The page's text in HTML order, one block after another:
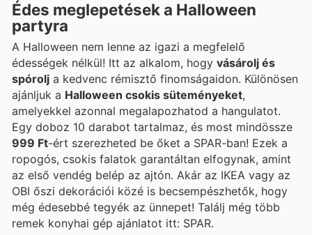
Édes meglepetések a Halloween
partyra
A Halloween nem lenne az igazi a megfelelő
édességek nélkül! Itt az alkalom, hogy vásárolj és
spórolj a kedvenc rémisztő finomságaidon. Különösen
ajánljuk a Halloween csokis süteményeket,
amelyekkel azonnal megalapozhatod a hangulatot.
Egy doboz 10 darabot tartalmaz, és most mindössze
999 Ft-ért szerezheted be őket a SPAR-ban! Ezek a
ropogós, csokis falatok garantáltan elfogynak, amint
az első vendég belép az ajtón. Akár az IKEA vagy az
OBI őszi dekorációi közé is becsempészhetők, hogy
még édesebbé tegyék az ünnepet! Találj még több
remek konyhai gép ajánlatot itt: SPAR.